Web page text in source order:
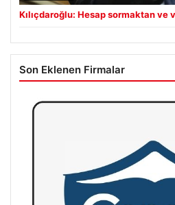
Kılıçdaroğlu: Hesap sormaktan
Son Eklenen Firmalar